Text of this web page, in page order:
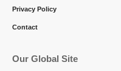
Privacy Policy
Contact
Our Global Site